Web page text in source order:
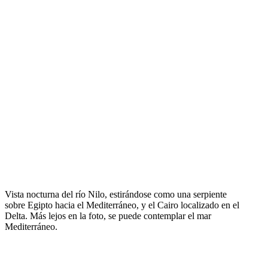
Vista nocturna del río Nilo, estirándose como una serpiente
sobre Egipto hacia el Mediterráneo, y el Cairo localizado en el
Delta. Más lejos en la foto, se puede contemplar el mar
Mediterráneo.